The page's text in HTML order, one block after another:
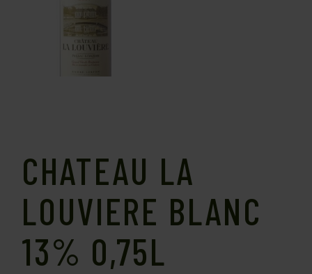
CHATEAU LA
LOUVIERE BLANC
13% 0,75L